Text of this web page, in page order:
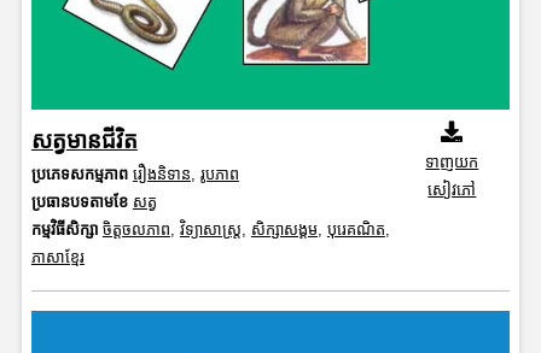
សត្វមានជីវិត
ប្រភេទសកម្មភាព រឿងនិទាន, រូបភាព
ប្រធានបទតាមខែ សត្វ
កម្មវិធីសិក្សា ចិត្តចលភាព, វិទ្យាសាស្រ្ត, សិក្សាសង្គម, បុរេគណិត,
ភាសាខ្មែរ
ទាញយក
សៀវភៅ